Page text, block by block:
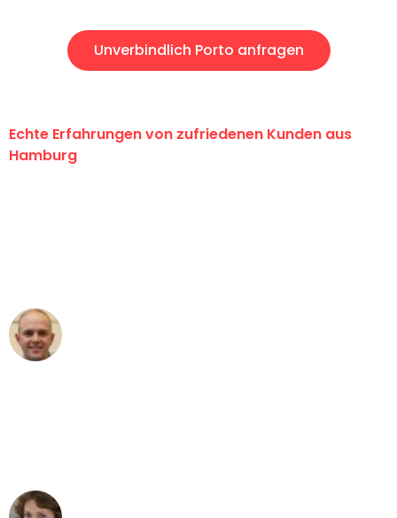
Unverbindlich Porto anfragen
Echte Erfahrungen von zufriedenen Kunden aus
Hamburg